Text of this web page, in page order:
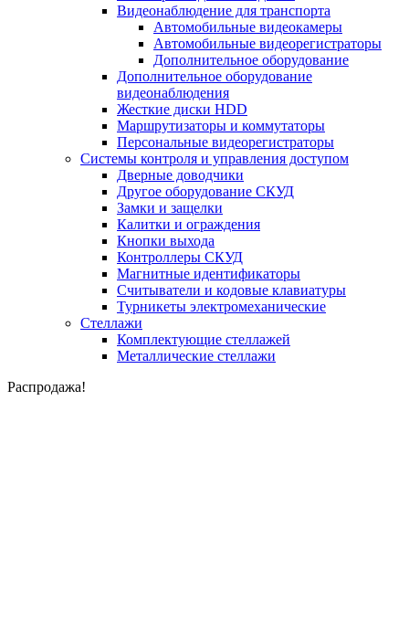
Видеонаблюдение для транспорта
Автомобильные видеокамеры
Автомобильные видеорегистраторы
Дополнительное оборудование
Дополнительное оборудование
видеонаблюдения
Жесткие диски HDD
Маршрутизаторы и коммутаторы
Персональные видеорегистраторы
Системы контроля и управления доступом
Дверные доводчики
Другое оборудование СКУД
Замки и защелки
Калитки и ограждения
Кнопки выхода
Контроллеры СКУД
Магнитные идентификаторы
Считыватели и кодовые клавиатуры
Турникеты электромеханические
Стеллажи
Комплектующие стеллажей
Металлические стеллажи
Распродажа!